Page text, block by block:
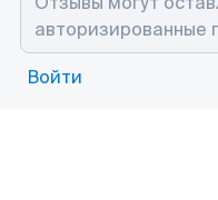
Войти